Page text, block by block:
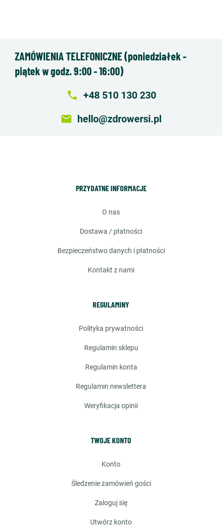
ZAMÓWIENIA TELEFONICZNE (poniedziałek -
piątek w godz. 9:00 - 16:00)
local_phone +48 510 130 230
email hello@zdrowersi.pl
PRZYDATNE INFORMACJE
o nas
dostawa / płatności
bezpieczeństwo danych i płatności
kontakt z nami
REGULAMINY
polityka prywatności
regulamin sklepu
regulamin konta
regulamin newslettera
weryfikacja opinii
TWOJE KONTO
konto
śledzenie zamówień gości
zaloguj się
utwórz konto